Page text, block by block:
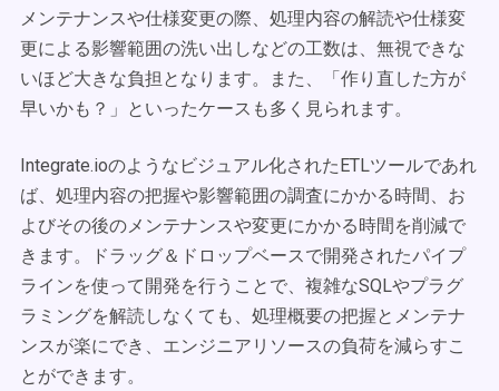
メンテナンスや仕様変更の際、処理内容の解読や仕様変
更による影響範囲の洗い出しなどの工数は、無視できな
いほど大きな負担となります。また、「作り直した方が
早いかも？」といったケースも多く見られます。
Integrate.ioのようなビジュアル化されたETLツールであれ
ば、処理内容の把握や影響範囲の調査にかかる時間、お
よびその後のメンテナンスや変更にかかる時間を削減で
きます。ドラッグ＆ドロップベースで開発されたパイプ
ラインを使って開発を行うことで、複雑なSQLやプラグ
ラミングを解読しなくても、処理概要の把握とメンテナ
ンスが楽にでき、エンジニアリソースの負荷を減らすこ
とができます。